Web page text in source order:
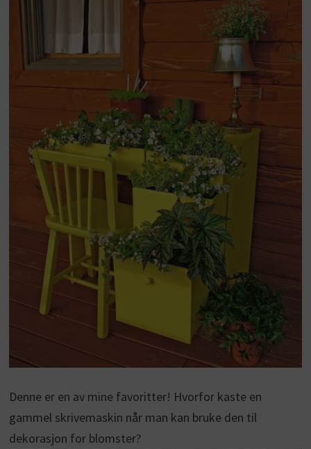
Denne er en av mine favoritter! Hvorfor kaste en
gammel skrivemaskin når man kan bruke den til
dekorasjon for blomster?